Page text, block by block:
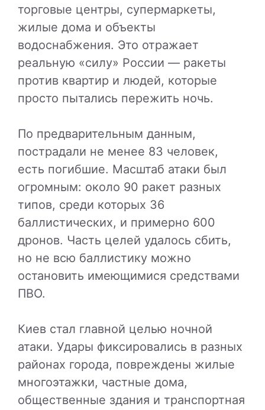
торговые центры, супермаркеты,
жилые дома и объекты
водоснабжения. Это отражает
реальную «силу» России — ракеты
против квартир и людей, которые
просто пытались пережить ночь.
По предварительным данным,
пострадали не менее 83 человек,
есть погибшие. Масштаб атаки был
огромным: около 90 ракет разных
типов, среди которых 36
баллистических, и примерно 600
дронов. Часть целей удалось сбить,
но не всю баллистику можно
остановить имеющимися средствами
ПВО.
Киев стал главной целью ночной
атаки. Удары фиксировались в разных
районах города, повреждены жилые
многоэтажки, частные дома,
общественные здания и транспортная